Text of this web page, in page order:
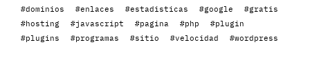
#dominios
#enlaces #estadisticas #google
#gratis
#hosting
#javascript #pagina #php
#plugin
#plugins
#programas #sitio #velocidad #wordpress